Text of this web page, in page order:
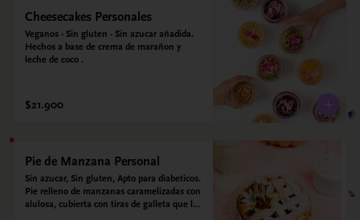
Cheesecakes Personales
Veganos - Sin gluten - Sin azucar añadida.
Hechos a base de crema de marañon y
leche de coco .
$21.900
Pie de Manzana Personal
Sin azucar, Sin gluten, Apto para diabeticos.
Pie relleno de manzanas caramelizadas con
alulosa, cubierta con tiras de galleta que le